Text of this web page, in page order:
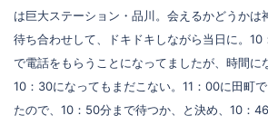
は巨大ステーション・品川。会えるかどうかは
待ち合わせして、ドキドキしながら当日に。
で電話をもらうことになってましたが、時間に
10：30になってもまだこない。11：00に田町
たので、10：50分まで待つか、と決め、10：